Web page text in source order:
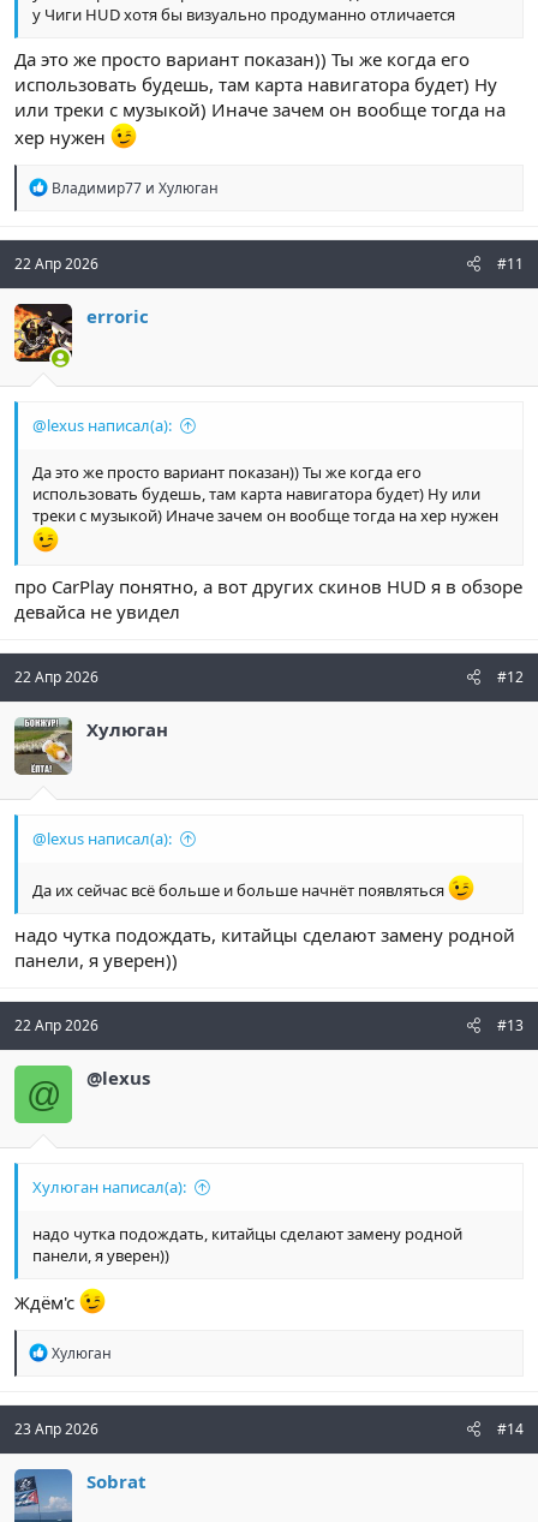
у Чиги HUD хотя бы визуально продуманно отличается
Да это же просто вариант показан)) Ты же когда его
использовать будешь, там карта навигатора будет) Ну
или треки с музыкой) Иначе зачем он вообще тогда на
хер нужен
Р
к
ц
и
:
Владимир77 и Хулюган
22 Апр 2026 #11
erroric
@lexus написал(а):
Да это же просто вариант показан)) Ты же когда его
использовать будешь, там карта навигатора будет) Ну или
треки с музыкой) Иначе зачем он вообще тогда на хер нужен
про CarPlay понятно, а вот других скинов HUD я в обзоре
девайса не увидел
22 Апр 2026 #12
Хулюган
@lexus написал(а):
Да их сейчас всё больше и больше начнёт появляться
надо чутка подождать, китайцы сделают замену родной
панели, я уверен))
22 Апр 2026 #13
@ @lexus
Хулюган написал(а):
надо чутка подождать, китайцы сделают замену родной
панели, я уверен))
Ждём'с
Р
к
ц
и
Хулюган
23 Апр 2026 #14
Sobrat